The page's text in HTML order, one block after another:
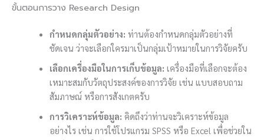
ขั้นตอนการวาง Research Design
กำหนดกลุ่มตัวอย่าง: ท่านต้องกำหนดกลุ่มตัวอย่างที่
ชัดเจน ว่าจะเลือกใครมาเป็นกลุ่มเป้าหมายในการวิจัยครับ
เลือกเครื่องมือในการเก็บข้อมูล: เครื่องมือที่เลือกจะต้อง
เหมาะสมกับวัตถุประสงค์ของการวิจัย เช่น แบบสอบถาม
สัมภาษณ์ หรือการสังเกตครับ
การวิเคราะห์ข้อมูล: คิดถึงว่าท่านจะวิเคราะห์ข้อมูล
อย่างไร เช่น การใช้โปรแกรม SPSS หรือ Excel เพื่อช่วยใน